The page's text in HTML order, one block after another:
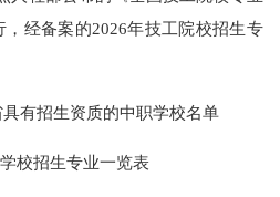
，经备案的2026年技工院校招生专
有招生资质的中职学校名单
招生专业一览表